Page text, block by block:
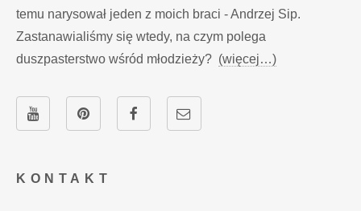
KONTAKT
temu narysował jeden z moich braci - Andrzej Sip.
Zastanawialiśmy się wtedy, na czym polega
duszpasterstwo wśród młodzieży? (więcej…)